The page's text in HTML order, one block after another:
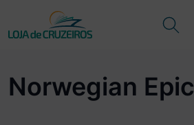
Norwegian Epic